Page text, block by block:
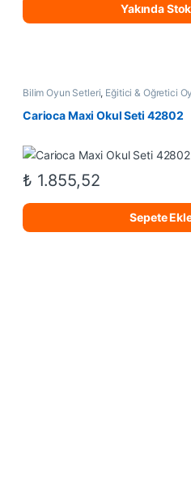
Yakında
Bilim Oyun Setleri, Eğitici & Öğretici
Carioca Maxi Okul Seti 42802
₺ 1.855,52
Sepete